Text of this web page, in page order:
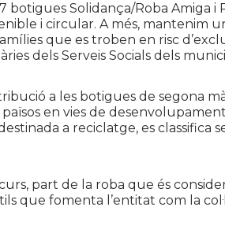
botigues Solidança/Roba Amiga i
i circular. A més, mantenim
que es troben en risc
dels Serveis Socials dels
a les botigues de segona
en vies de
a reciclatge, es classifica
part de la roba que és
que fomenta l’entitat com la